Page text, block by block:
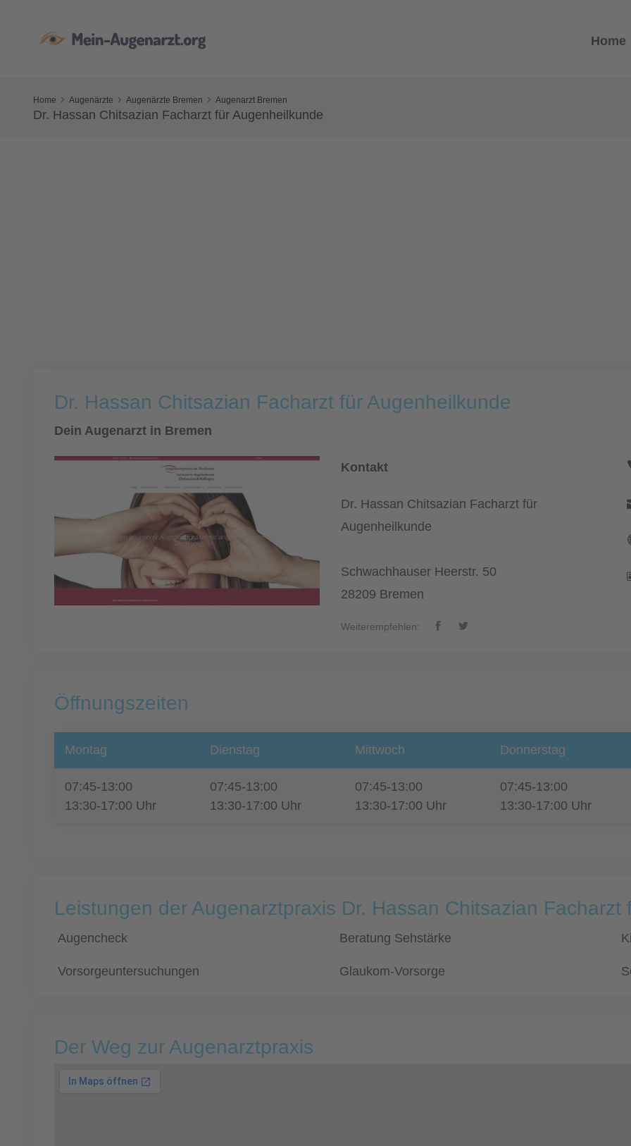
Home
Home Augenärzte Augenärzte Bremen Augenarzt Bremen
Dr. Hassan Chitsazian Facharzt für Augenheilkunde
Dr. Hassan Chitsazian Facharzt für Augenheilkunde
Dein Augenarzt in Bremen
Kontakt
Dr. Hassan Chitsazian Facharzt für
Augenheilkunde
Schwachhauser Heerstr. 50
28209 Bremen
Weiterempfehlen:
Öffnungszeiten
Montag Dienstag Mittwoch Donnerstag
07:45-13:00
13:30-17:00 Uhr
07:45-13:00
13:30-17:00 Uhr
07:45-13:00
13:30-17:00 Uhr
07:45-13:00
13:30-17:00 Uhr
Leistungen der Augenarztpraxis Dr. Hassan Chitsazian Facharzt
Augencheck Beratung Sehstärke
Vorsorgeuntersuchungen Glaukom-Vorsorge
Der Weg zur Augenarztpraxis